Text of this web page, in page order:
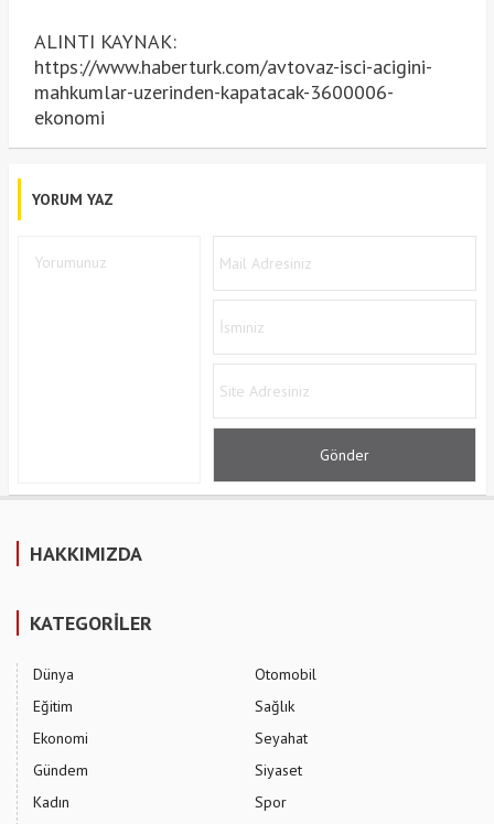
ALINTI KAYNAK:
https://www.haberturk.com/avtovaz-isci-acigini-
mahkumlar-uzerinden-kapatacak-3600006-
ekonomi
YORUM YAZ
HAKKIMIZDA
KATEGORİLER
Dünya
Eğitim
Ekonomi
Gündem
Kadın
Otomobil
Sağlık
Seyahat
Siyaset
Spor